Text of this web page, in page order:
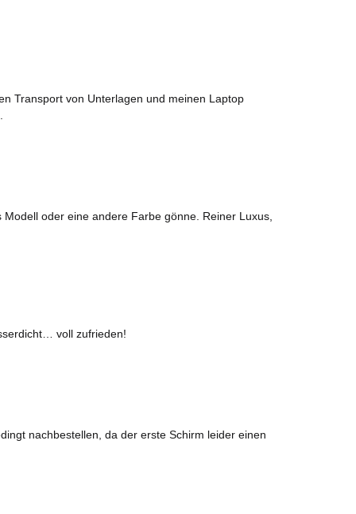
Transport von Unterlagen und meinen Laptop
oder eine andere Farbe gönne. Reiner Luxus,
voll zufrieden!
nachbestellen, da der erste Schirm leider einen